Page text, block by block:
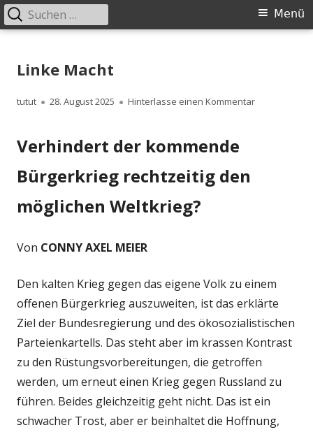
zum
Primäres
Menü
Suchen
nach:
Linke Macht
Autor
tutut
Veröffentlicht
28. August 2025 Hinterlasse einen Kommentarzu Linke
Verhindert der kommende
Bürgerkrieg rechtzeitig den
möglichen Weltkrieg?
Von CONNY AXEL MEIER
Den kalten Krieg gegen das eigene Volk zu einem
offenen Bürgerkrieg auszuweiten, ist das erklärte
Ziel der Bundesregierung und des ökosozialistischen
Parteienkartells. Das steht aber im krassen Kontrast
zu den Rüstungsvorbereitungen, die getroffen
werden, um erneut einen Krieg gegen Russland zu
führen. Beides gleichzeitig geht nicht. Das ist ein
schwacher Trost, aber er beinhaltet die Hoffnung,